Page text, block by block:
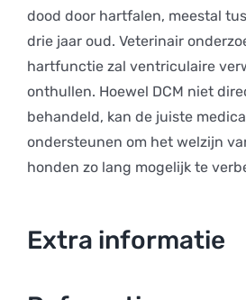
dood door hartfalen, meestal
drie jaar oud. Veterinair
hartfunctie zal ventriculaire
onthullen. Hoewel DCM niet
behandeld, kan de juiste
ondersteunen om het welzijn
honden zo lang mogelijk te
Extra informatie